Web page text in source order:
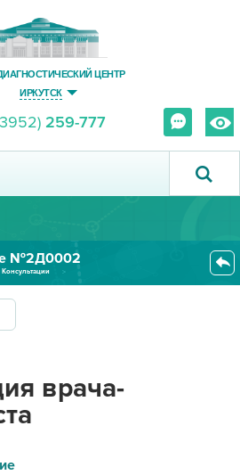
ЦЕНТР
ИРКУТСК
259-777
№2Д0002
Консультации
врача-